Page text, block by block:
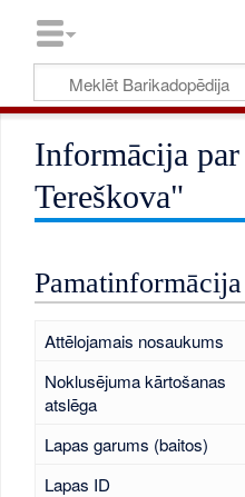
Informācija
Tereškova"
Pamatinformācija
Attēlojamais nosaukums
Noklusējuma kārtošanas
atslēga
Lapas garums (baitos)
Lapas ID